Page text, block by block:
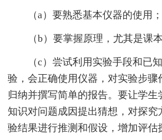
（a）要熟悉基本仪器的使用；
（b）要掌握原理，尤其是课
（c）尝试利用实验手段和已
验，会正确使用仪器，对实验步骤
归纳并撰写简单的报告。要让学
知识对问题成因提出猜想，对探究
验结果进行推测和假设，增加评估